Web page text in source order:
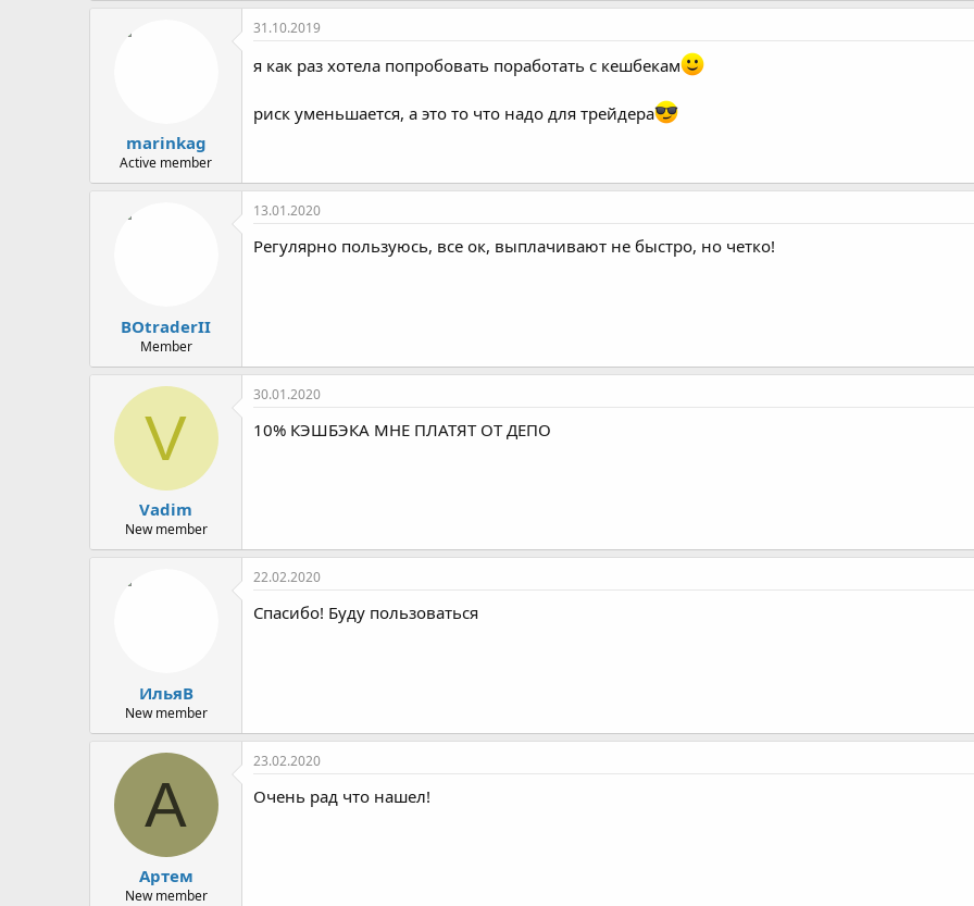
а
к
и
marinkag
Active member
31.10.2019
я как раз хотела попробовать поработать с кешбекам
риск уменьшается, а это то что надо для трейдера
BOtraderII
Member
13.01.2020
Регулярно пользуюсь, все ок, выплачивают не быстро, но четко!
V
Vadim
New member
30.01.2020
10% КЭШБЭКА МНЕ ПЛАТЯТ ОТ ДЕПО
ИльяВ
New member
22.02.2020
Спасибо! Буду пользоваться
А
Артем
New member
23.02.2020
Очень рад что нашел!